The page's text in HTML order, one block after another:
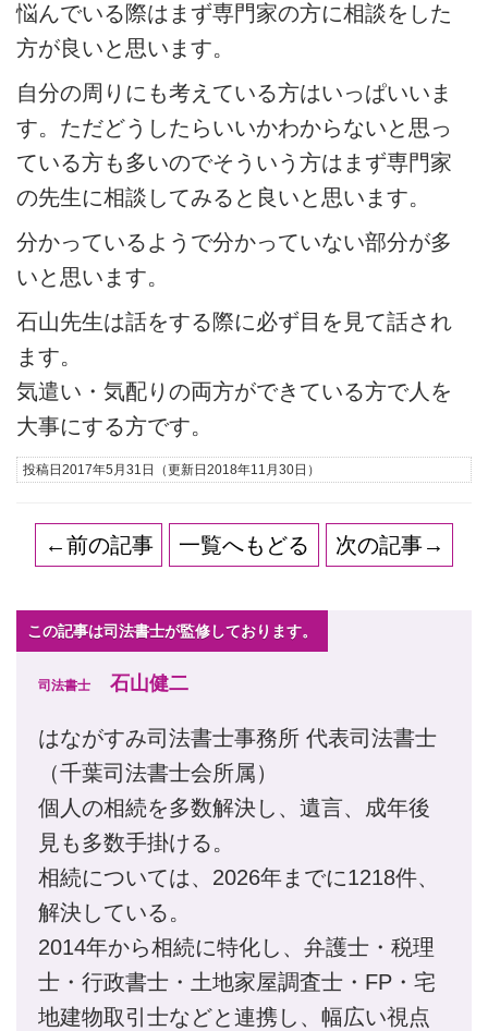
悩んでいる際はまず専門家の方に相談をした
方が良いと思います。
自分の周りにも考えている方はいっぱいいま
す。ただどうしたらいいかわからないと思っ
ている方も多いのでそういう方はまず専門家
の先生に相談してみると良いと思います。
分かっているようで分かっていない部分が多
いと思います。
石山先生は話をする際に必ず目を見て話され
ます。
気遣い・気配りの両方ができている方で人を
大事にする方です。
投稿日2017年5月31日 （更新日2018年11月30日）
←前の記事 一覧へもどる 次の記事→
この記事は司法書士が監修しております。
司法書士石山健二
はながすみ司法書士事務所 代表司法書士
（千葉司法書士会所属）
個人の相続を多数解決し、遺言、成年後
見も多数手掛ける。
相続については、2026年までに1218件、
解決している。
2014年から相続に特化し、弁護士・税理
士・行政書士・土地家屋調査士・FP・宅
地建物取引士などと連携し、幅広い視点